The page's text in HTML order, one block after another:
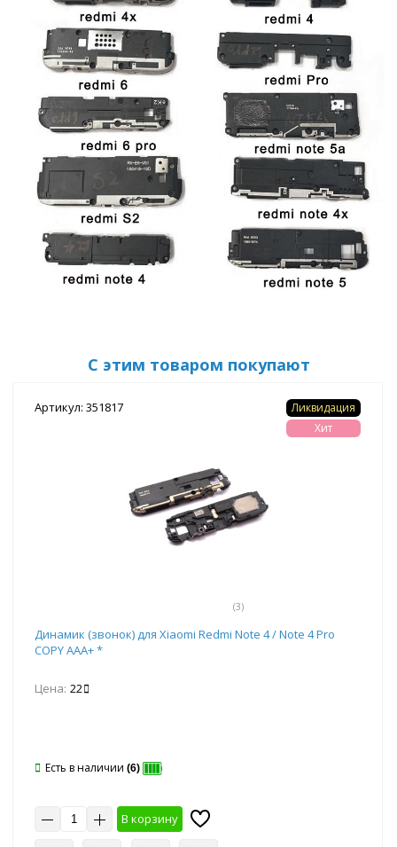
С этим товаром покупают
Артикул: 351817
(3)
Ликвидация
Хит
Динамик (звонок) для Xiaomi Redmi Note 4 / Note 4 Pro
COPY AAA+ *
Цена: 22
Есть в наличии (6)
В корзину